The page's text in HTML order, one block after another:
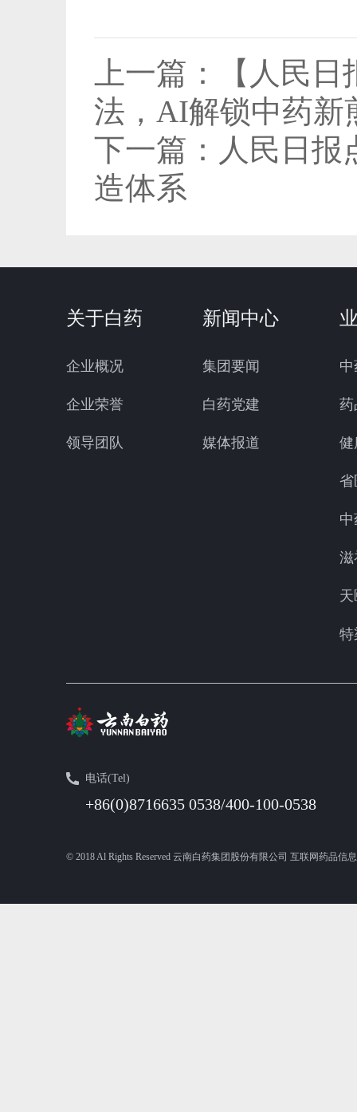
上一篇：
【人民
法，AI解锁中药新
下一篇： 人民日报
造体系
关于白药
企业概况
企业荣誉
领导团队
新闻中心
集团要闻
白药党建
媒体报道
药
健
省
滋
特
电话(Tel)
+86(0)8716635 0538/400-100-0538
© 2018 Al Rights Reserved 云南白药集团股份有限公司 互联网药品信